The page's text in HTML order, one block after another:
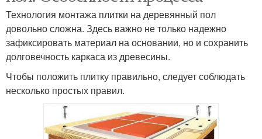
Технология монтажа плитки на деревянный пол
довольно сложна. Здесь важно не только надежно
зафиксировать материал на основании, но и сохранить
долговечность каркаса из древесины.
Чтобы положить плитку правильно, следует соблюдать
несколько простых правил.